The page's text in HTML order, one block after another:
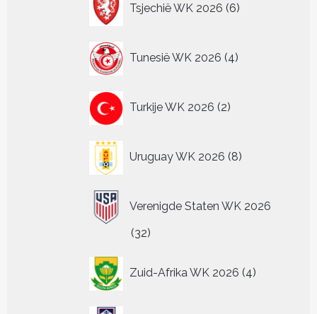
Tsjechië WK 2026 6
producten
Tunesië WK 2026 4
producten
Turkije WK 2026 2
producten
Uruguay WK 2026 8
producten
Verenigde Staten WK 2026
3232
Zuid-Afrika WK 2026 4
producten